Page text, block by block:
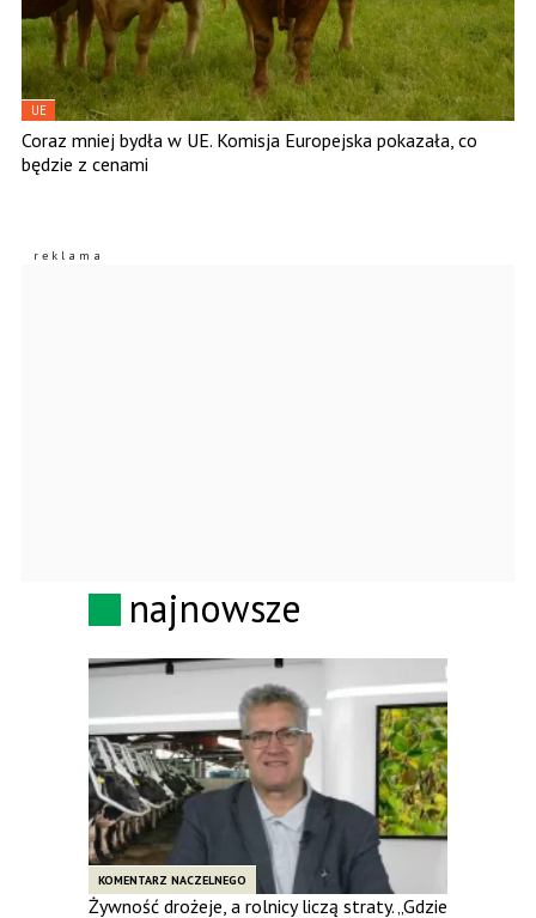
UE
Coraz mniej bydła w UE. Komisja Europejska pokazała, co
będzie z cenami
najnowsze
KOMENTARZ NACZELNEGO
Żywność drożeje, a rolnicy liczą straty. „Gdzie